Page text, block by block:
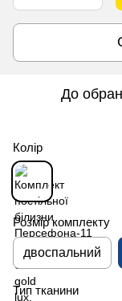
До
Колір
Розмір комплекту
двоспальний
Тип тканини